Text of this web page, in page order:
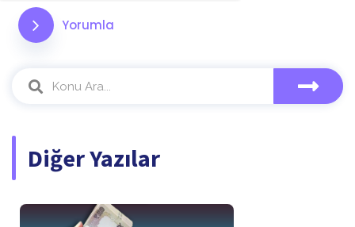
Yorumla
Diğer Yazılar